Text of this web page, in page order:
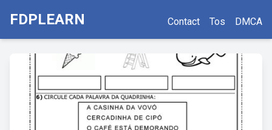
FDPLEARN Contact Tos DMCA